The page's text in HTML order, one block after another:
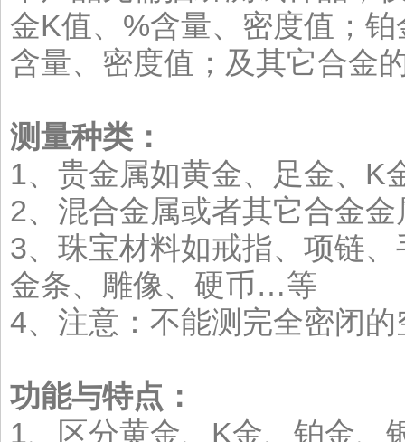
金K值、%含量、密度值；
含量、密度值；及其它合金
测量种类：
1、贵金属如黄金、足金、K
2、混合金属或者其它合金金
3、珠宝材料如戒指、项链
金条、雕像、硬币…等
4、注意：不能测完全密闭
功能与特点：
1、区分黄金、K金、铂金、